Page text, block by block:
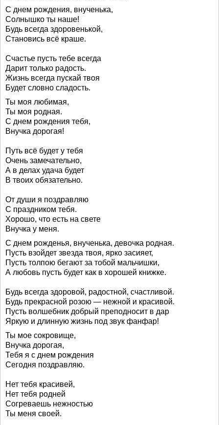
С днем рождения, внученька,
Солнышко ты наше!
Будь всегда здоровенькой,
Становись всё краше.
Счастье пусть тебе всегда
Дарит только радость.
Жизнь всегда пускай твоя
Будет словно сладость.
Ты моя любимая,
Ты моя родная.
С днем рождения тебя,
Внучка дорогая!
Путь всё будет у тебя
Очень замечательно,
А в делах удача будет
В твоих обязательно.
От души я поздравляю
С праздником тебя.
Хорошо, что есть на свете
Внучка у меня.
С днем рожденья, внученька, девочка родная.
Пусть взойдет звезда твоя, ярко засияет,
Пусть толпою бегают за тобой мальчишки,
А любовь пусть будет как в хорошей книжке.
Будь всегда здоровой, радостной, счастливой.
Будь прекрасной розою — нежной и красивой.
Пусть волшебник добрый преподносит в дар
Яркую и длинную жизнь под звук фанфар!
Ты мое сокровище,
Внучка дорогая,
Тебя я с днем рождения
Сегодня поздравляю.
Нет тебя красивей,
Нет тебя родней
Согреваешь нежностью
Ты меня своей.